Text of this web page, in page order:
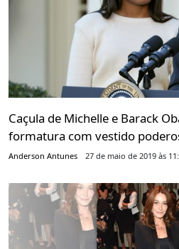
Caçula de Michelle e Barack
formatura com vestido
Anderson Antunes 27 de maio de 2019 às